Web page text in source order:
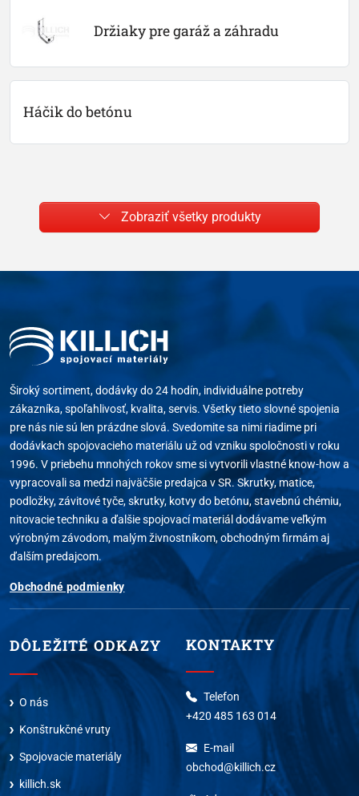
Držiaky pre garáž a záhradu
Háčik do betónu
Zobraziť všetky produkty
Široký sortiment, dodávky do 24 hodín, individuálne potreby
zákazníka, spoľahlivosť, kvalita, servis. Všetky tieto slovné spojenia
pre nás nie sú len prázdne slová. Svedomite sa nimi riadime pri
dodávkach spojovacieho materiálu už od vzniku spoločnosti v roku
1996. V priebehu mnohých rokov sme si vytvorili vlastné know-how a
vypracovali sa medzi najväčšie predajca v SR. Skrutky, matice,
podložky, závitové tyče, skrutky, kotvy do betónu, stavebnú chémiu,
nitovacie techniku a ďalšie spojovací materiál dodávame veľkým
výrobným závodom, malým živnostníkom, obchodným firmám aj
ďalším predajcom.
Obchodné podmienky
DÔLEŽITÉ ODKAZY
O nás
Konštrukčné vruty
Spojovacie materiály
killich.sk
KONTAKTY
Telefon
+420 485 163 014
E-mail
obchod@killich.cz